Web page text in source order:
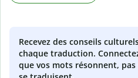
Recevez des conseils
chaque traduction.
que vos mots résonnent,